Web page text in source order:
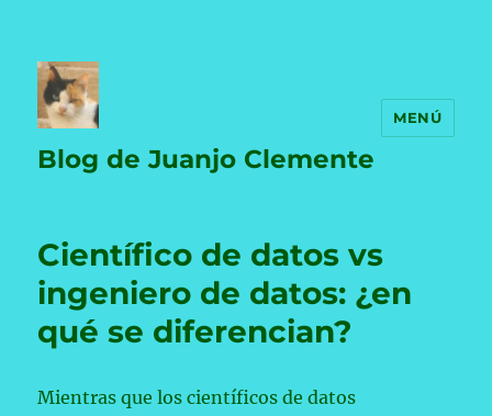
Blog de Juanjo Clemente
MENÚ
Científico de datos vs
ingeniero de datos: ¿en
qué se diferencian?
Mientras que los científicos de datos